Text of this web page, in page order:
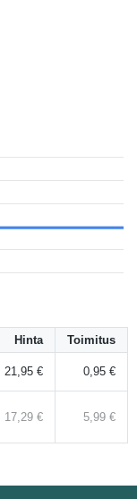
Hinta Toimitus
21,95 € 0,95 €
17,29 € 5,99 €